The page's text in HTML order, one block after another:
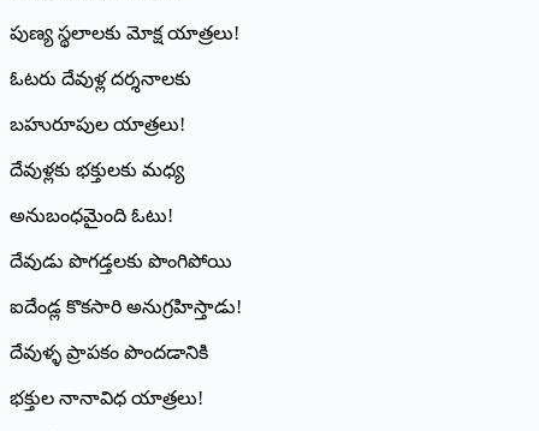
పుణ్య స్థలాలకు మోక్ష యాత్రలు!
ఓటరు దేవుళ్ల దర్శనాలకు
బహురూపుల యాత్రలు!
దేవుళ్లకు భక్తులకు మధ్య
అనుబంధమైంది ఓటు!
దేవుడు పొగడ్తలకు పొంగిపోయి
ఐదేండ్ల కొకసారి అనుగ్రహిస్తాడు!
దేవుళ్ళ ప్రాపకం పొందడానికి
భక్తుల నానావిధ యాత్రలు!